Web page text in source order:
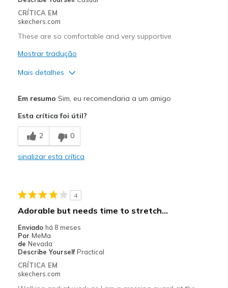
CRÍTICA EM
skechers.com
These are so comfortable and very supportive
Mostrar tradução
Mais detalhes
Breathe Well
Comfortable
Casual Wear
Width
Sizing
View On Shoes
Shoes are for Wearing
Em resumo Sim, eu recomendaria a um amigo
Esta crítica foi útil?
2 0
sinalizar esta crítica
4
Adorable but needs time to stretch...
Enviado há 8 meses
Por MeMa
de Nevada
Describe Yourself Practical
CRÍTICA EM
skechers.com